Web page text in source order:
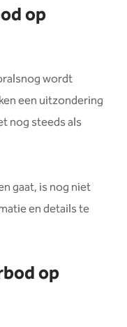
op
wordt
een uitzondering
nog steeds als
gaat, is nog niet
en details te
op